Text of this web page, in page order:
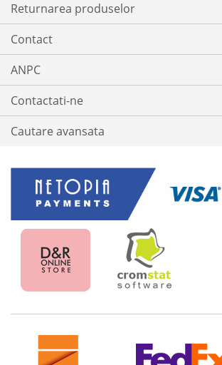
Returnarea produselor
Contact
ANPC
Contactati-ne
Cautare avansata